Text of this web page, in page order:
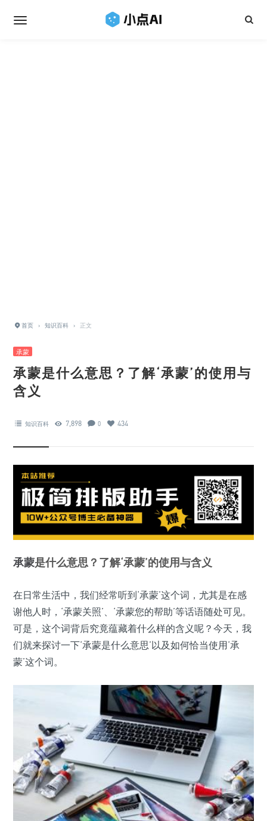
首页 › 知识百科 › 正文
承蒙
承蒙是什么意思？了解‘承蒙’的使用与
含义
知识百科 7,898 0 434
承蒙是什么意思？了解‘承蒙’的使用与含义
在日常生活中，我们经常听到‘承蒙’这个词，尤其是在感
谢他人时，‘承蒙关照’、‘承蒙您的帮助’等话语随处可见。
可是，这个词背后究竟蕴藏着什么样的含义呢？今天，我
们就来探讨一下‘承蒙是什么意思’以及如何恰当使用‘承
蒙’这个词。